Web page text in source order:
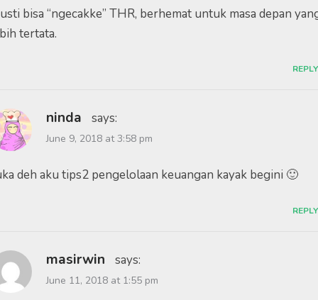
bisa “ngecakke” THR, berhemat untuk masa depan
tertata.
REPLY
ninda says:
June 9, 2018 at 3:58 pm
deh aku tips2 pengelolaan keuangan kayak begini 🙂
REPLY
masirwin says:
June 11, 2018 at 1:55 pm